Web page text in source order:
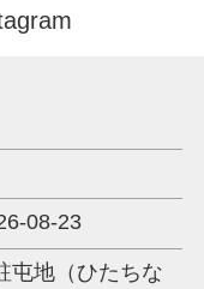
08-23
屯地（ひたちな